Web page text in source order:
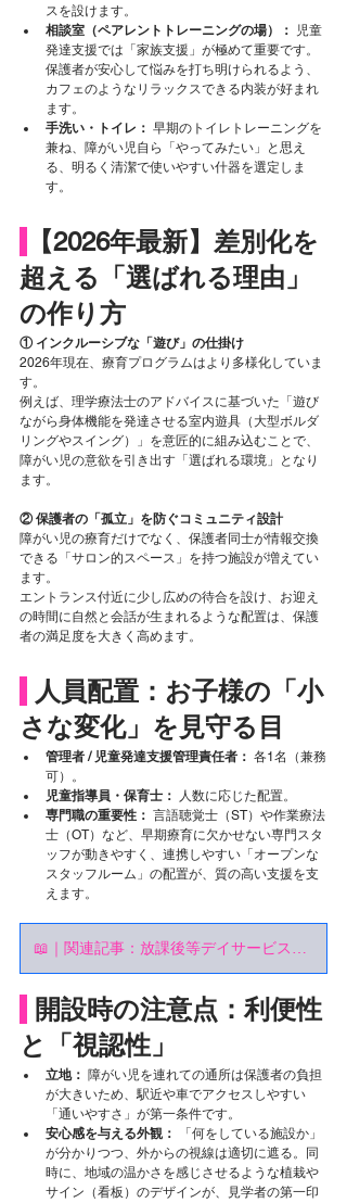
スを設けます。
相談室（ペアレントトレーニングの場）：
児童
発達支援では「家族支援」が極めて重要です。
保護者が安心して悩みを打ち明けられるよう、
カフェのようなリラックスできる内装が好まれ
ます。
手洗い・トイレ： 早期のトイレトレーニングを
兼ね、障がい児自ら「やってみたい」と思え
る、明るく清潔で使いやすい什器を選定しま
す。
【2026年最新】差別化を
超える「選ばれる理由」
の作り方
① インクルーシブな「遊び」の仕掛け
2026年現在、療育プログラムはより多様化していま
す。
例えば、理学療法士のアドバイスに基づいた「遊び
ながら身体機能を発達させる室内遊具（大型ボルダ
リングやスイング）」を意匠的に組み込むことで、
障がい児の意欲を引き出す「選ばれる環境」となり
ます。
② 保護者の「孤立」を防ぐコミュニティ設計
障がい児の療育だけでなく、保護者同士が情報交換
できる「サロン的スペース」を持つ施設が増えてい
ます。
エントランス付近に少し広めの待合を設け、お迎え
の時間に自然と会話が生まれるような配置は、保護
者の満足度を大きく高めます。
人員配置：お子様の「小
さな変化」を見守る目
管理者 / 児童発達支援管理責任者： 各1名（兼務
可）。
児童指導員・保育士：
人数に応じた配置。
専門職の重要性： 言語聴覚士（ST）や作業療法
士（OT）など、早期療育に欠かせない専門スタ
ッフが動きやすく、連携しやすい「オープンな
スタッフルーム」の配置が、質の高い支援を支
えます。
開設時の注意点：利便性
と「視認性」
立地： 障がい児を連れての通所は保護者の負担
が大きいため、駅近や車でアクセスしやすい
「通いやすさ」が第一条件です。
安心感を与える外観：
「何をしている施設か」
が分かりつつ、外からの視線は適切に遮る。同
時に、地域の温かさを感じさせるような植栽や
サイン（看板）のデザインが、見学者の第一印